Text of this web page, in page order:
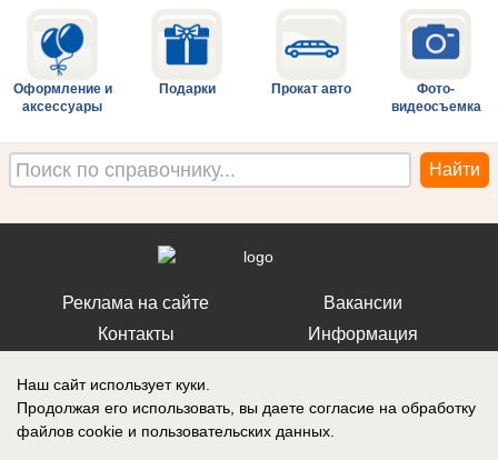
Оформление и
аксессуары
Подарки Прокат авто
Фото-
видеосъемка
Реклама на сайте
Контакты
Вакансии
Информация
Наш сайт использует куки.
Продолжая его использовать, вы даете согласие на обработку
файлов cookie и пользовательских данных.